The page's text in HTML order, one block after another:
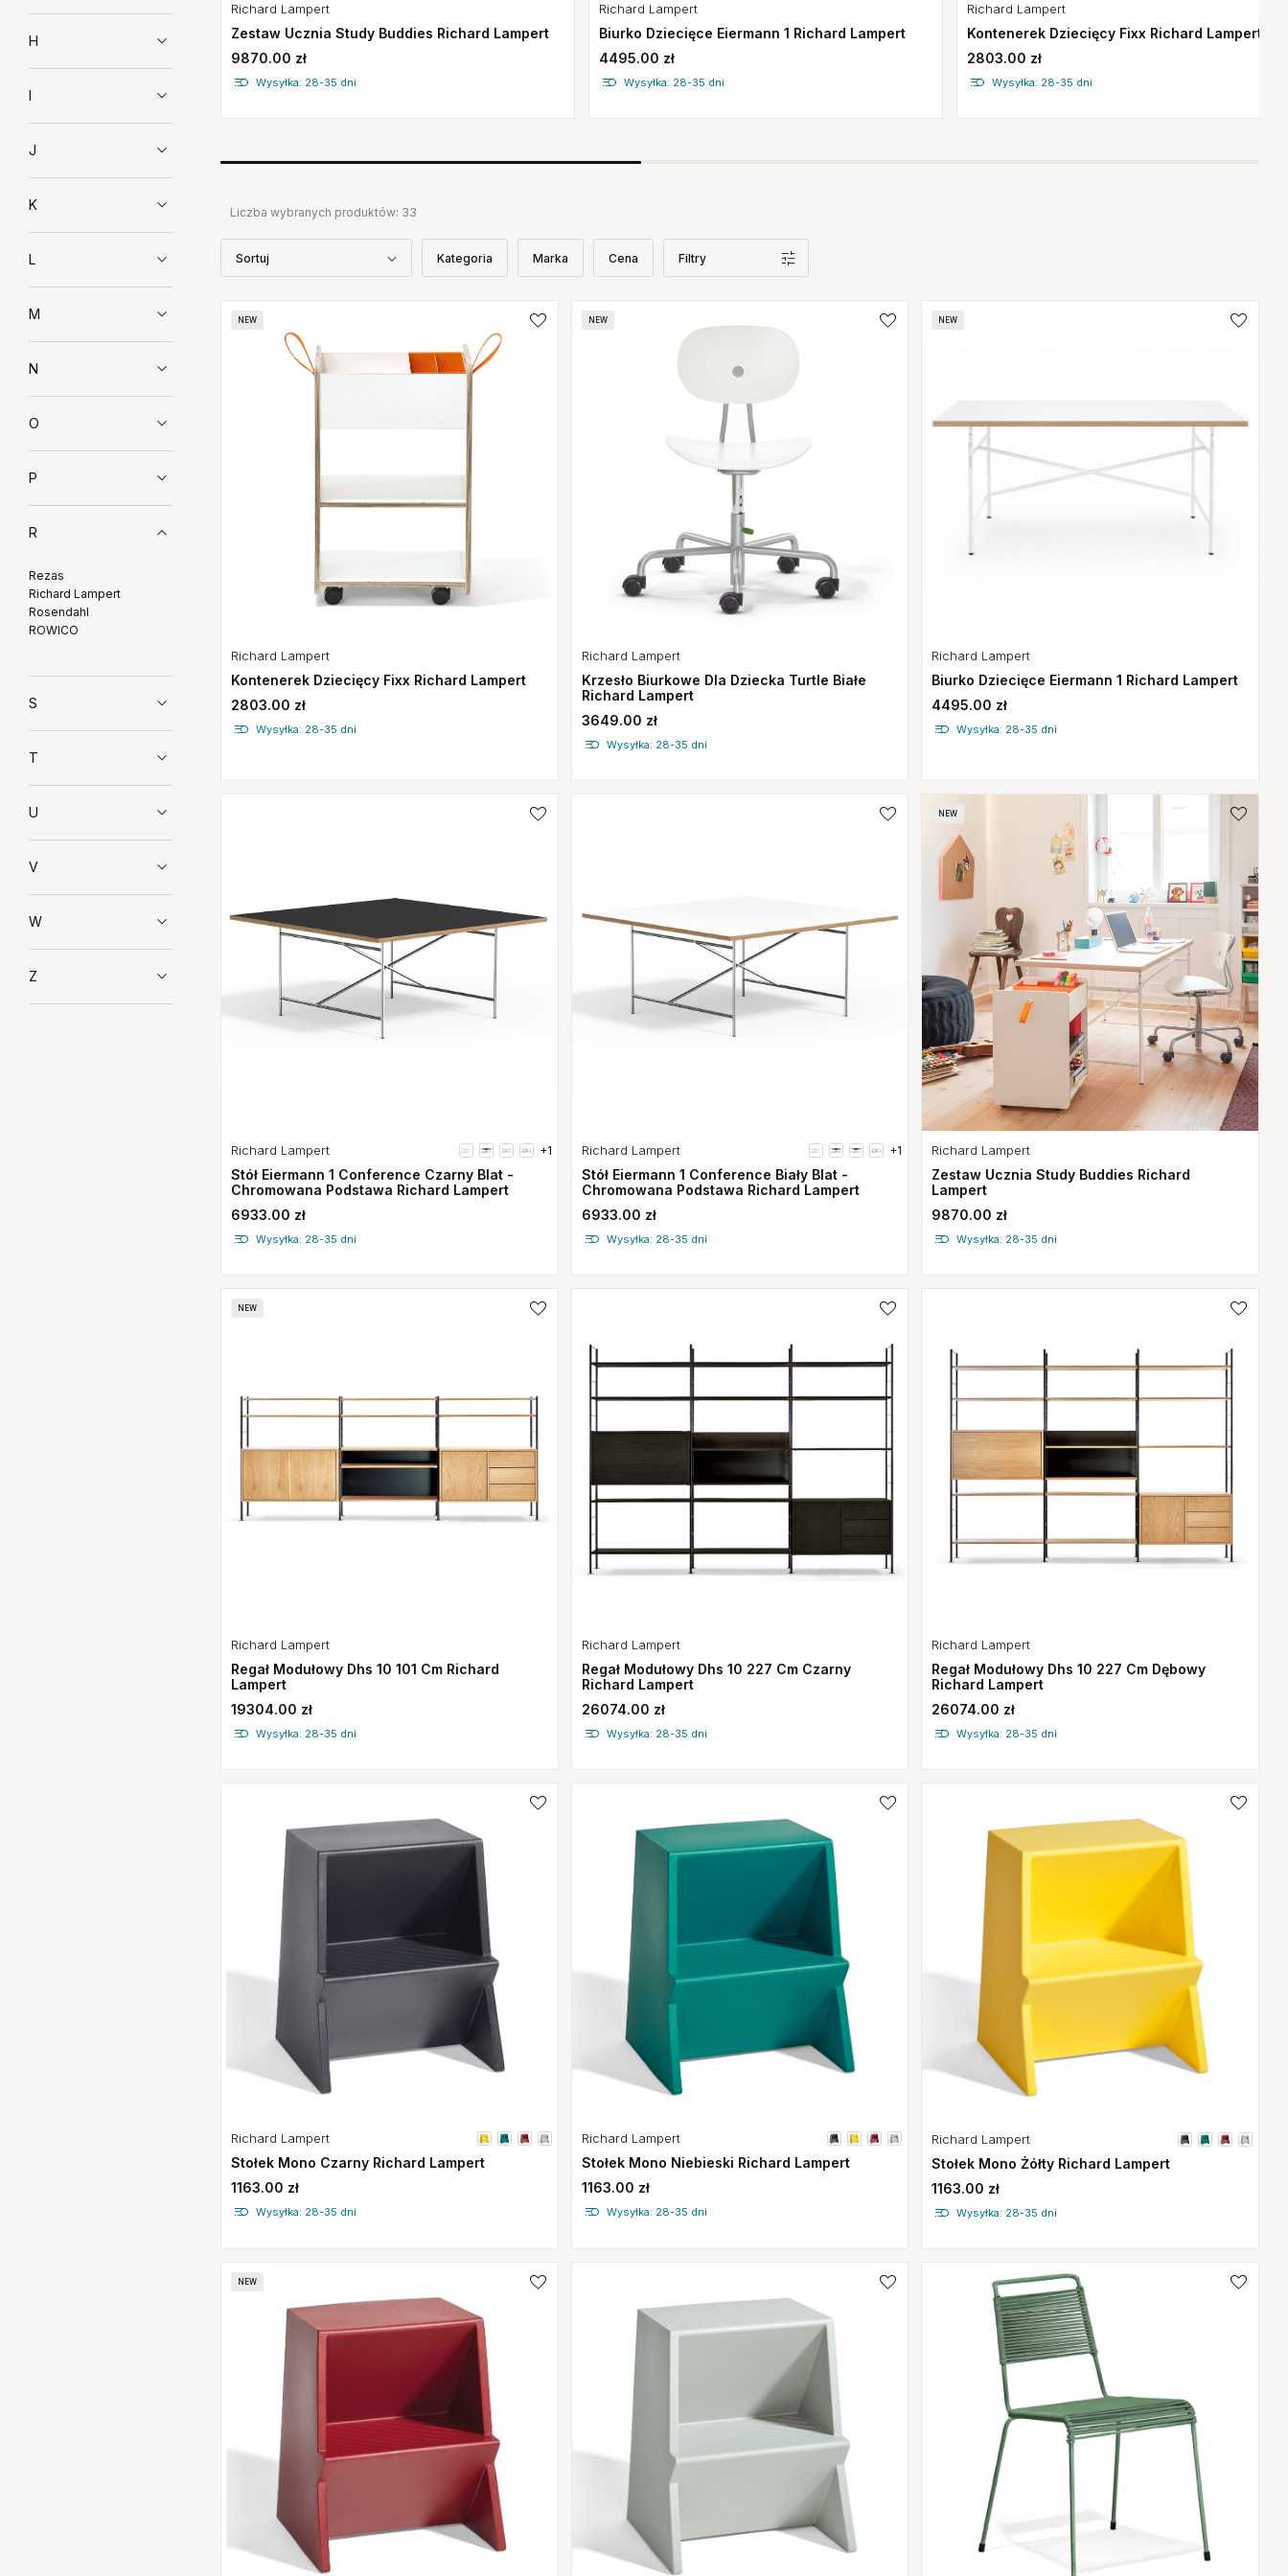
H
I
J
K
L
M
N
O
P
R
Rezas
Richard Lampert
Rosendahl
ROWICO
S
T
U
V
W
Z
Richard Lampert
Zestaw Ucznia Study Buddies Richard Lampert
9870.00 zł
Wysyłka: 28-35 dni
Richard Lampert
Biurko Dziecięce Eiermann 1 Richard Lampert
4495.00 zł
Wysyłka: 28-35 dni
Richard Lampert
Kontenerek Dziecięcy Fixx Richard Lampert
2803.00 zł
Wysyłka: 28-35 dni
Liczba wybranych produktów: 33
Sortuj Kategoria Marka Cena Filtry
NEW
Richard Lampert
Kontenerek Dziecięcy Fixx Richard Lampert
2803.00 zł
Wysyłka: 28-35 dni
NEW
Richard Lampert
Krzesło Biurkowe Dla Dziecka Turtle Białe
Richard Lampert
3649.00 zł
Wysyłka: 28-35 dni
NEW
Richard Lampert
Biurko Dziecięce Eiermann 1 Richard Lampert
4495.00 zł
Wysyłka: 28-35 dni
+1
Richard Lampert
Stół Eiermann 1 Conference Czarny Blat -
Chromowana Podstawa Richard Lampert
6933.00 zł
Wysyłka: 28-35 dni
+1
Richard Lampert
Stół Eiermann 1 Conference Biały Blat -
Chromowana Podstawa Richard Lampert
6933.00 zł
Wysyłka: 28-35 dni
NEW
Richard Lampert
Zestaw Ucznia Study Buddies Richard
Lampert
9870.00 zł
Wysyłka: 28-35 dni
NEW
Richard Lampert
Regał Modułowy Dhs 10 101 Cm Richard
Lampert
19304.00 zł
Wysyłka: 28-35 dni
Richard Lampert
Regał Modułowy Dhs 10 227 Cm Czarny
Richard Lampert
26074.00 zł
Wysyłka: 28-35 dni
Richard Lampert
Regał Modułowy Dhs 10 227 Cm Dębowy
Richard Lampert
26074.00 zł
Wysyłka: 28-35 dni
Richard Lampert
Stołek Mono Czarny Richard Lampert
1163.00 zł
Wysyłka: 28-35 dni
Richard Lampert
Stołek Mono Niebieski Richard Lampert
1163.00 zł
Wysyłka: 28-35 dni
Richard Lampert
Stołek Mono Żółty Richard Lampert
1163.00 zł
Wysyłka: 28-35 dni
NEW